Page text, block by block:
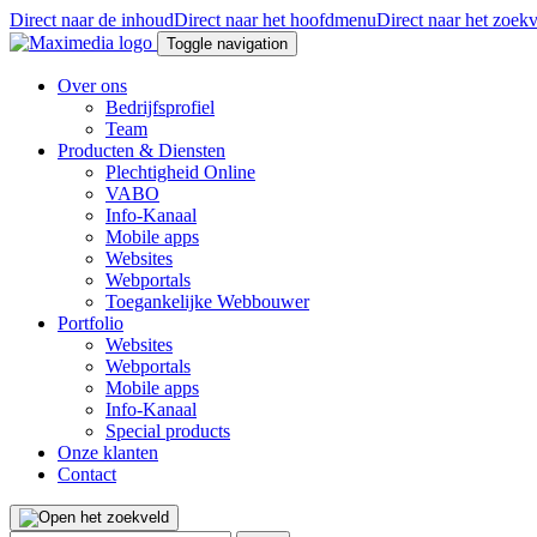
Direct naar de inhoudDirect naar het hoofdmenuDirect naar het
Toggle navigation
Over ons
Bedrijfsprofiel
Team
Producten & Diensten
Plechtigheid Online
VABO
Info-Kanaal
Mobile apps
Websites
Webportals
Toegankelijke Webbouwer
Portfolio
Websites
Webportals
Mobile apps
Info-Kanaal
Special products
Onze klanten
Contact